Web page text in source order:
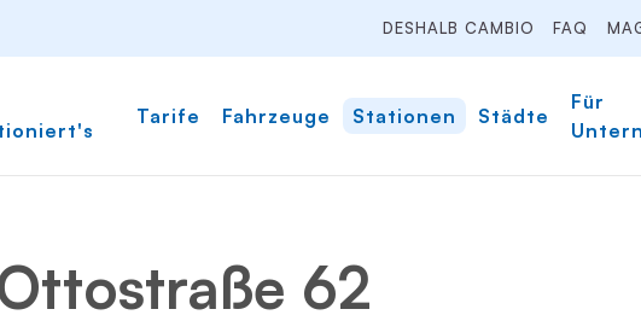
DESHALB CAMBIO FAQ
Tarife Fahrzeuge Stationen Städte
Für
62